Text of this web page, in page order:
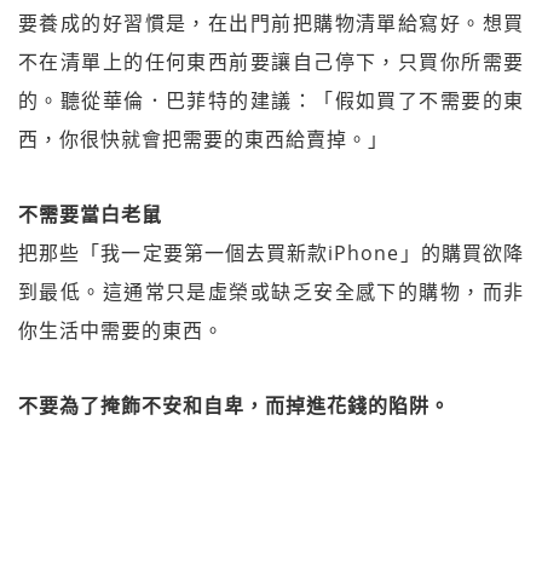
要養成的好習慣是，在出門前把購物清單給寫好。想買
不在清單上的任何東西前要讓自己停下，只買你所需要
的。聽從華倫．巴菲特的建議：「假如買了不需要的東
西，你很快就會把需要的東西給賣掉。」
不需要當白老鼠
把那些「我一定要第一個去買新款iPhone」的購買欲降
到最低。這通常只是虛榮或缺乏安全感下的購物，而非
你生活中需要的東西。
不要為了掩飾不安和自卑，而掉進花錢的陷阱。